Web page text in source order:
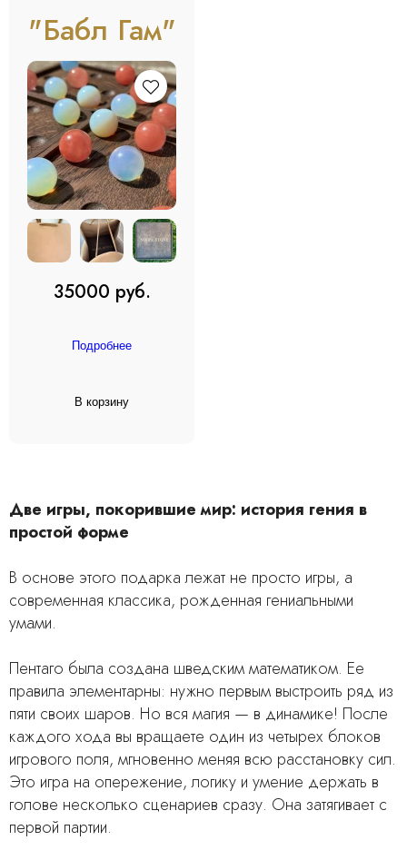
"Бабл Гам"
35000 руб.
Подробнее
В корзину
Две игры, покорившие мир: история гения в
простой форме
В основе этого подарка лежат не просто игры, а
современная классика, рожденная гениальными
умами.
Пентаго была создана шведским математиком. Ее
правила элементарны: нужно первым выстроить ряд из
пяти своих шаров. Но вся магия — в динамике! После
каждого хода вы вращаете один из четырех блоков
игрового поля, мгновенно меняя всю расстановку сил.
Это игра на опережение, логику и умение держать в
голове несколько сценариев сразу. Она затягивает с
первой партии.